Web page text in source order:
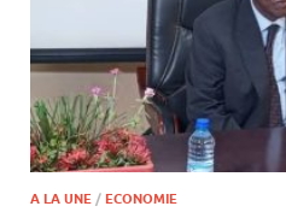
A LA UNE / ECONOMIE